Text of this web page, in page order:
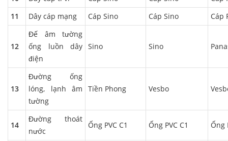
11
Dây cáp mạng Cáp Sino Cáp Sino Cáp
12
Đế âm tường
ống luồn dây
điện
Sino Sino
13
Đường ống
lóng, lạnh âm
tường
Tiền Phong Vesbo
14
Đường thoát
nước
Ống PVC C1 Ống PVC C1 Ống